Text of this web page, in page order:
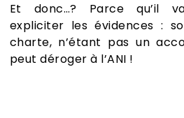
Et donc…? Parce qu’il
expliciter les évidences :
charte, n’étant pas un
peut déroger à l’ANI !